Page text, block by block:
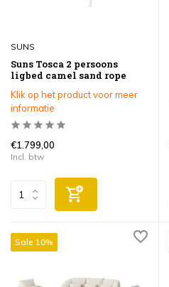
SUNS
Suns Tosca 2 persoons
ligbed camel sand rope
Klik op het product voor meer
informatie
€1.799,00
Incl. btw
Sale 10%